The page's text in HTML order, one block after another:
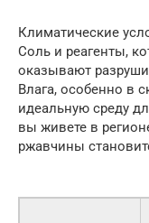
Климатические
Соль и реагенты,
оказывают
Влага, особенно в
идеальную среду
вы живете в
ржавчины